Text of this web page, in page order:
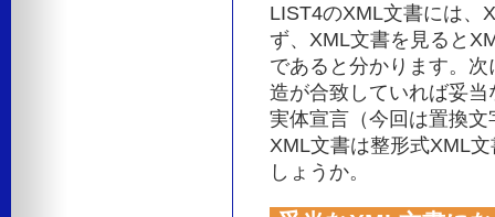
LIST4のXML文書には、
ず、XML文書を見ると
であると分かります。
造が合致していれば妥
実体宣言（今回は置換
XML文書は整形式XML
しょうか。